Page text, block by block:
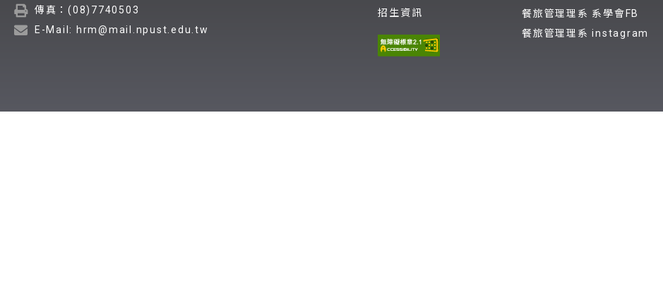
傳真：(08)7740503
E-Mail: hrm@mail.npust.edu.tw
招生資訊
餐旅管理理系 系學會FB
餐旅管理理系 instagram